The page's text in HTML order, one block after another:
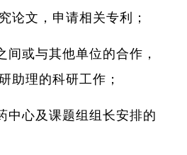
论文，申请相关专利；
间或与其他单位的合作，
助理的科研工作；
中心及课题组组长安排的